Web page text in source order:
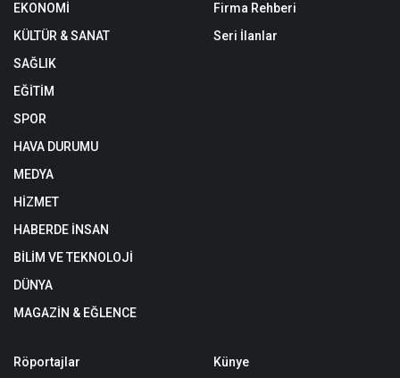
EKONOMİ
KÜLTÜR & SANAT
SAĞLIK
EĞİTİM
SPOR
HAVA DURUMU
MEDYA
HİZMET
HABERDE İNSAN
BİLİM VE TEKNOLOJİ
DÜNYA
MAGAZİN & EĞLENCE
Firma Rehberi
Seri İlanlar
Röportajlar Künye